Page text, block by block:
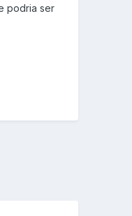
podria ser